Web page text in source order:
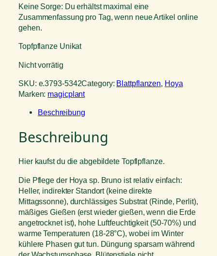
Keine Sorge: Du erhältst maximal eine
Zusammenfassung pro Tag, wenn neue Artikel online
gehen.
Topfpflanze Unikat
Nicht vorrätig
SKU: e.3793-5342Category: Blattpflanzen, Hoya
Marken: magicplant
Beschreibung
Beschreibung
Hier kaufst du die abgebildete Topflpflanze.
Die Pflege der Hoya sp. Bruno ist relativ einfach:
Heller, indirekter Standort (keine direkte
Mittagssonne), durchlässiges Substrat (Rinde, Perlit),
mäßiges Gießen (erst wieder gießen, wenn die Erde
angetrocknet ist), hohe Luftfeuchtigkeit (50-70%) und
warme Temperaturen (18-28°C), wobei im Winter
kühlere Phasen gut tun. Düngung sparsam während